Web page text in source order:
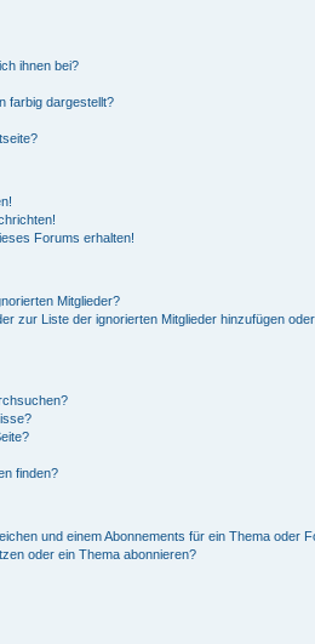
ihnen bei?
farbig dargestellt?
Forums erhalten!
Mitglieder?
zur Liste der ignorierten Mitglieder hinzufügen
finden?
und einem Abonnements für ein Thema oder
oder ein Thema abonnieren?